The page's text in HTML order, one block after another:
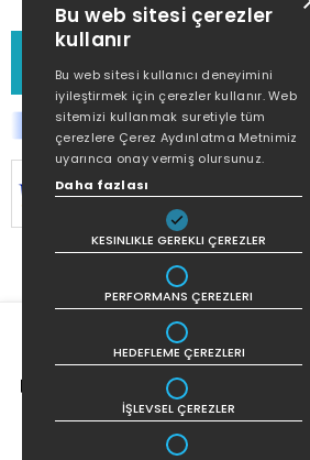
MÜŞTERİ HİZMETLERİ
(0212) 373 77 00
SİTEMİZ
KORUNMAKTADIR.
Bu web sitesi çerezler
kullanır
Bu web sitesi kullanıcı deneyimini
iyileştirmek için çerezler kullanır. Web
sitemizi kullanmak suretiyle tüm
çerezlere Çerez Aydınlatma Metnimiz
uyarınca onay vermiş olursunuz.
Daha fazlası
KESINLIKLE GEREKLI ÇEREZLER
PERFORMANS ÇEREZLERI
HEDEFLEME ÇEREZLERI
İŞLEVSEL ÇEREZLER